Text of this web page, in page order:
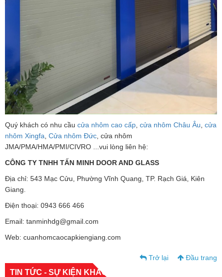
Quý khách có nhu cầu cửa nhôm cao cấp cửa nhôm Châu Âu cửa
nhôm Xingfa Cửa nhôm Đức , cửa nhôm
JMA/PMA/HMA/PMI/CIVRO ...vui lòng liên hệ:
CÔNG TY TNHH TẤN MINH DOOR AND GLASS
Địa chỉ: 543 Mạc Cửu, Phường Vĩnh Quang, TP. Rạch Giá, Kiên
Giang.
Điện thoại: 0943 666 466
Email: tanminhdg@gmail.com
Web: cuanhomcaocapkiengiang.com
Trở lại Đầu trang
TIN TỨC - SỰ KIỆN KHÁC